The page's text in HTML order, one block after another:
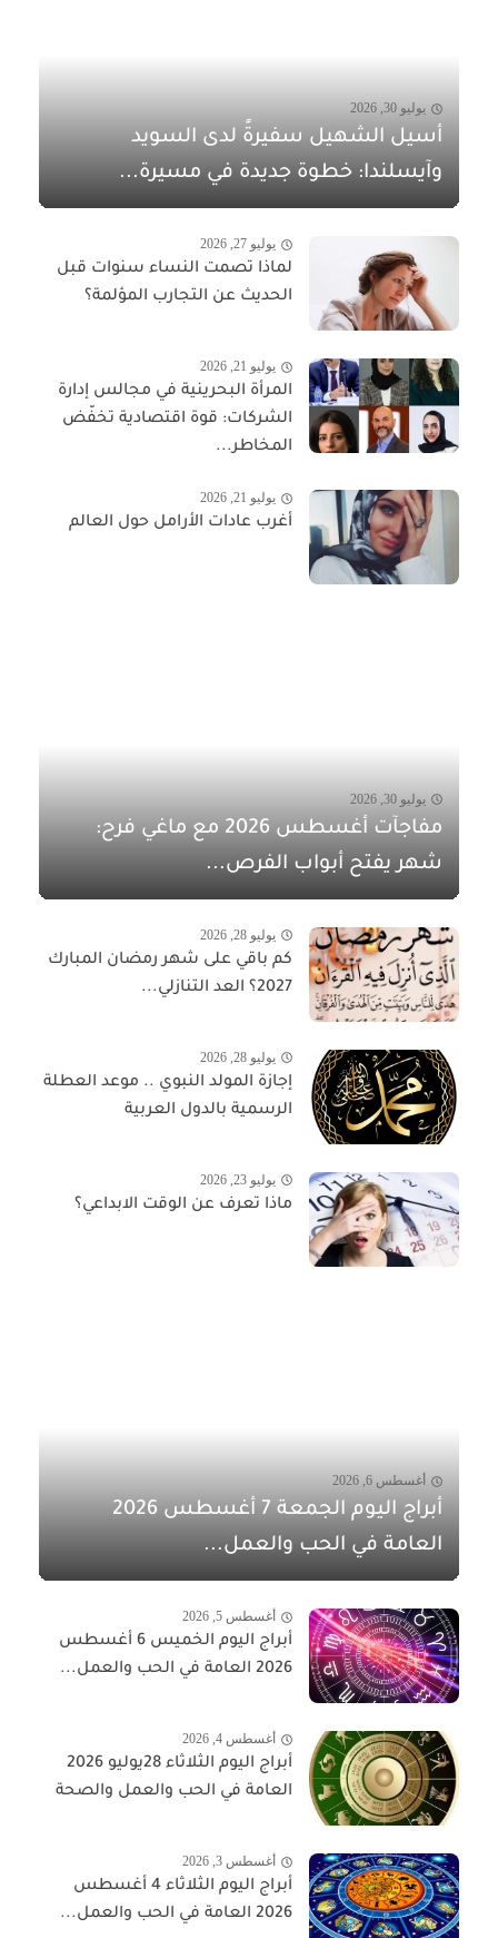
يوليو 30, 2026
أسيل الشهيل سفيرةً لدى السويد
وآيسلندا: خطوة جديدة في مسيرة...
يوليو 27, 2026
لماذا تصمت النساء سنوات قبل
الحديث عن التجارب المؤلمة؟
يوليو 21, 2026
المرأة البحرينية في مجالس إدارة
الشركات: قوة اقتصادية تخفّض
المخاطر...
يوليو 21, 2026
أغرب عادات الأرامل حول العالم
يوليو 30, 2026
مفاجآت أغسطس 2026 مع ماغي فرح:
شهر يفتح أبواب الفرص...
يوليو 28, 2026
كم باقي على شهر رمضان المبارك
2027؟ العد التنازلي...
يوليو 28, 2026
إجازة المولد النبوي .. موعد العطلة
الرسمية بالدول العربية
يوليو 23, 2026
ماذا تعرف عن الوقت الابداعي؟
أغسطس 6, 2026
أبراج اليوم الجمعة 7 أغسطس 2026
العامة في الحب والعمل...
أغسطس 5, 2026
أبراج اليوم الخميس 6 أغسطس
2026 العامة في الحب والعمل...
أغسطس 4, 2026
أبراج اليوم الثلاثاء 28يوليو 2026
العامة في الحب والعمل والصحة
أغسطس 3, 2026
أبراج اليوم الثلاثاء 4 أغسطس
2026 العامة في الحب والعمل...